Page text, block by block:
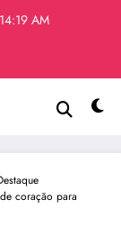
AM
coração para